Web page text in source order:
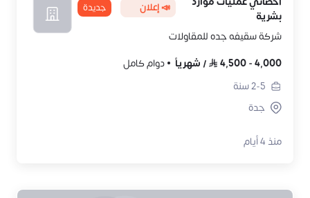
بشرية
📣 إعلان جديدة
شركة سقيفه جده للمقاولات
4,000
-
4,500
/ شهرياً
دوام كامل
2-5سنة
جدة
منذ 4 أيام